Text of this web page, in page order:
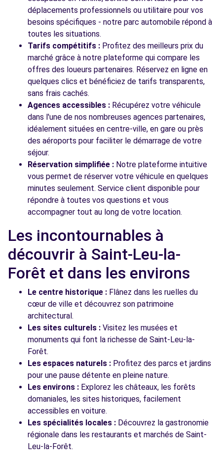
déplacements professionnels ou utilitaire pour vos
besoins spécifiques - notre parc automobile répond à
toutes les situations.
Tarifs compétitifs : Profitez des meilleurs prix du
marché grâce à notre plateforme qui compare les
offres des loueurs partenaires. Réservez en ligne en
quelques clics et bénéficiez de tarifs transparents,
sans frais cachés.
Agences accessibles : Récupérez votre véhicule
dans l'une de nos nombreuses agences partenaires,
idéalement situées en centre-ville, en gare ou près
des aéroports pour faciliter le démarrage de votre
séjour.
Réservation simplifiée : Notre plateforme intuitive
vous permet de réserver votre véhicule en quelques
minutes seulement. Service client disponible pour
répondre à toutes vos questions et vous
accompagner tout au long de votre location.
Les incontournables à
découvrir à Saint-Leu-la-
Forêt et dans les environs
Le centre historique : Flânez dans les ruelles du
cœur de ville et découvrez son patrimoine
architectural.
Les sites culturels : Visitez les musées et
monuments qui font la richesse de Saint-Leu-la-
Forêt.
Les espaces naturels : Profitez des parcs et jardins
pour une pause détente en pleine nature.
Les environs : Explorez les châteaux, les forêts
domaniales, les sites historiques, facilement
accessibles en voiture.
Les spécialités locales : Découvrez la gastronomie
régionale dans les restaurants et marchés de Saint-
Leu-la-Forêt.